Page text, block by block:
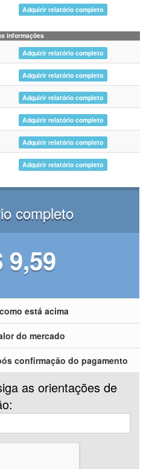
Adquirir relatório completo
informações
Adquirir relatório completo
Adquirir relatório completo
Adquirir relatório completo
Adquirir relatório completo
Adquirir relatório completo
Adquirir relatório completo
completo
9,59
está acima
do mercado
confirmação do pagamento
as orientações de